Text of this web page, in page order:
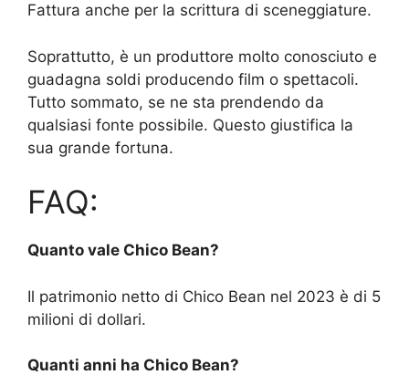
Fattura anche per la scrittura di sceneggiature.
Soprattutto, è un produttore molto conosciuto e
guadagna soldi producendo film o spettacoli.
Tutto sommato, se ne sta prendendo da
qualsiasi fonte possibile. Questo giustifica la
sua grande fortuna.
FAQ:
Quanto vale Chico Bean?
Il patrimonio netto di Chico Bean nel 2023 è di 5
milioni di dollari.
Quanti anni ha Chico Bean?